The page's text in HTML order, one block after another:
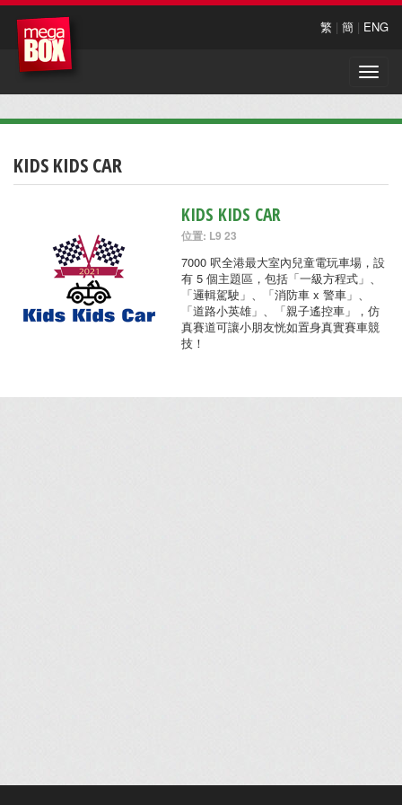
繁 | 簡 | ENG
Toggle
KIDS KIDS CAR
KIDS KIDS CAR
位置: L9 23
7000 呎全港最大室內兒童電玩車場，設
有 5 個主題區，包括「一級方程式」、
「邏輯駕駛」、「消防車 x 警車」、
「道路小英雄」、「親子遙控車」，仿
真賽道可讓小朋友恍如置身真實賽車競
技！